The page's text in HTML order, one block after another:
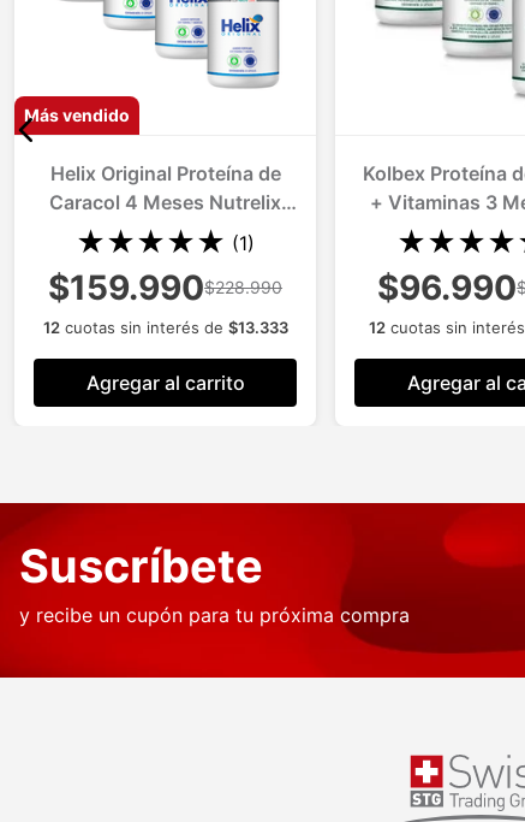
Más vendido
Helix Original Proteína de
Caracol 4 Meses Nutrelix
Repara Regenera y Lubrica
Articulaciones
★★★★★ (1)
$159.990$228.990
12cuotas sin interés de $13.333
Agregar al carrito
Kolbex Proteína
+ Vitaminas 3
Nutraspersa
Problemas
★★★★
$96.990
12 cuotas sin
Agregar al
Suscríbete
y recibe un cupón para tu próxima compra